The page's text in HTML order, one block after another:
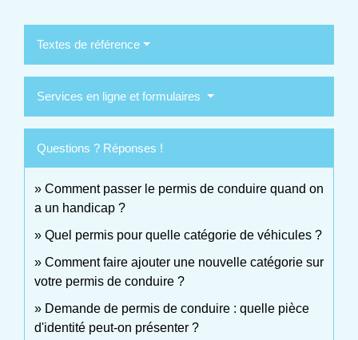
Textes de référence
Services en ligne et formulaires
Questions ? Réponses !
Comment passer le permis de conduire quand on
a un handicap ?
Quel permis pour quelle catégorie de véhicules ?
Comment faire ajouter une nouvelle catégorie sur
votre permis de conduire ?
Demande de permis de conduire : quelle pièce
d'identité peut-on présenter ?